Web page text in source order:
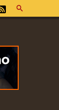
Pesquisar